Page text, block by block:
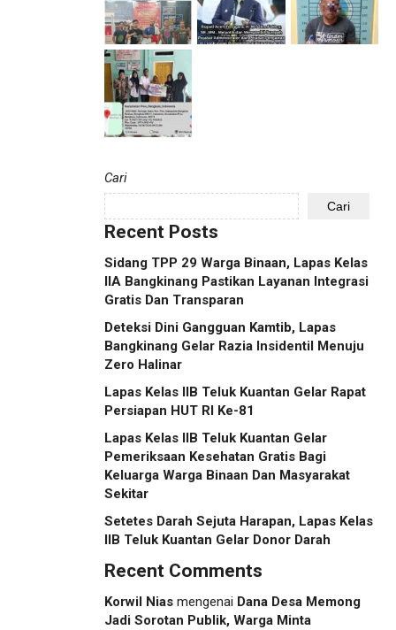
Cari
Cari
Recent Posts
Sidang TPP 29 Warga Binaan, Lapas Kelas
IIA Bangkinang Pastikan Layanan Integrasi
Gratis Dan Transparan
Deteksi Dini Gangguan Kamtib, Lapas
Bangkinang Gelar Razia Insidentil Menuju
Zero Halinar
Lapas Kelas IIB Teluk Kuantan Gelar Rapat
Persiapan HUT RI Ke-81
Lapas Kelas IIB Teluk Kuantan Gelar
Pemeriksaan Kesehatan Gratis Bagi
Keluarga Warga Binaan Dan Masyarakat
Sekitar
Setetes Darah Sejuta Harapan, Lapas Kelas
IIB Teluk Kuantan Gelar Donor Darah
Recent Comments
Korwil Nias mengenai Dana Desa Memong
Jadi Sorotan Publik, Warga Minta